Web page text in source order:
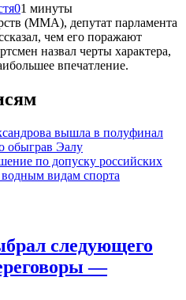
01 минуты
(ММА), депутат парламента
чем его поражают
назвал черты характера,
впечатление.
вышла в полуфинал
обыграв Эалу
по допуску российских
видам спорта
следующего
—